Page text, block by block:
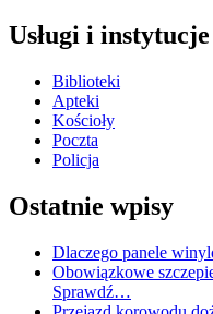
Usługi i instytucje
Biblioteki
Apteki
Kościoły
Poczta
Policja
Ostatnie wpisy
Dlaczego panele
Obowiązkowe
Sprawdź…